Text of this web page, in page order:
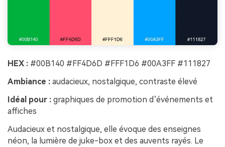
HEX : #00B140 #FF4D6D #FFF1D6 #00A3FF #111827
Ambiance : audacieux, nostalgique, contraste élevé
Idéal pour : graphiques de promotion d’événements et
affiches
Audacieux et nostalgique, elle évoque des enseignes
néon, la lumière de juke-box et des auvents rayés. Le